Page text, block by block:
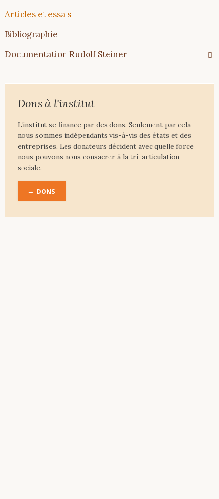
Articles et essais
Bibliographie
Documentation Rudolf Steiner
Dons à l'institut
L'institut se finance par des dons. Seulement par cela
nous sommes indépendants vis-à-vis des états et des
entreprises. Les donateurs décident avec quelle force
nous pouvons nous consacrer à la tri-articulation
sociale.
DONS